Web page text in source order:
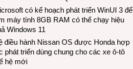
có kế hoạch phát triển WinUI 3 để
máy tính 8GB RAM có thể chạy hiệu
Windows 11
điều hành Nissan OS được Honda hợp
phát triển dùng chung cho các xe ô-tô
hệ mới